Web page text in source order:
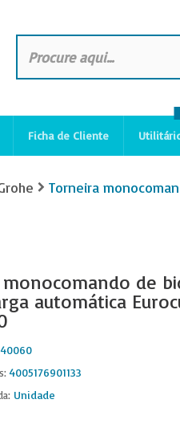
Ficha de Cliente
Torneira
de
automática
4005176901133
Unidade